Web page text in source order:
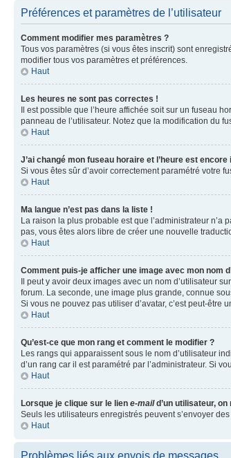
Préférences et paramètres de l’utilisateur
Comment modifier mes paramètres ?
Tous vos paramètres (si vous êtes inscrit) sont
modifier tous vos paramètres et préférences.
Haut
Les heures ne sont pas correctes !
Il est possible que l’heure affichée soit sur un fuseau
panneau de l’utilisateur. Notez que la modification du
Haut
J’ai changé mon fuseau horaire et l’heure est
Si vous êtes sûr d’avoir correctement paramétré votre
Haut
Ma langue n’est pas dans la liste !
La raison la plus probable est que l’administrateur
pas, vous êtes alors libre de créer une nouvelle
Haut
Comment puis-je afficher une image avec mon nom
Il peut y avoir deux images avec un nom d’utilisateur
forum. La seconde, une image plus grande, connue
Si vous ne pouvez pas utiliser d’avatar, c’est peut-
Haut
Qu’est-ce que mon rang et comment le modifier ?
Les rangs qui apparaissent sous le nom d’utilisateur
d’un rang car il est paramétré par l’administrateur. Si
Haut
Lorsque je clique sur le lien e-maild’un utilisateur,
Seuls les utilisateurs enregistrés peuvent s’envoyer
Haut
Problèmes liés aux envois de messages